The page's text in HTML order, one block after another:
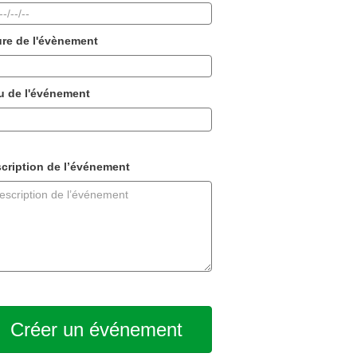
de l'évènement
de l'événement
de l’événement
Créer un événement